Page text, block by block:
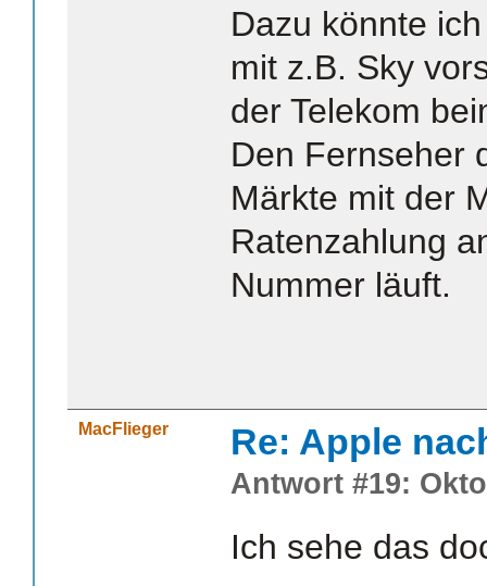
Dazu könnte
mit z.B. Sky
der Telekom
Den Fernseher
Märkte mit der
Ratenzahlung
Nummer läuft.
MacFlieger Re: Apple
Antwort #19:
Ich sehe das